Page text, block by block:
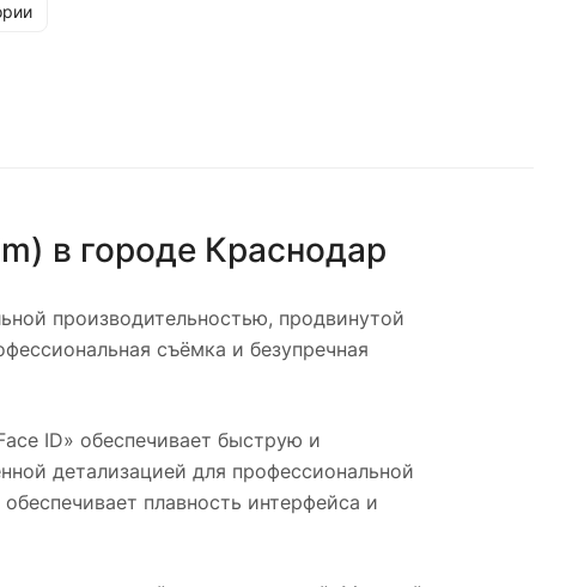
в городе Краснодар
производительностью, продвинутой
съёмка и безупречная
ID» обеспечивает быструю и
детализацией для профессиональной
плавность интерфейса и